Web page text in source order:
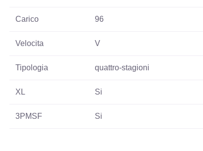
Carico 96
Velocita V
Tipologia quattro-stagioni
XL Si
3PMSF Si